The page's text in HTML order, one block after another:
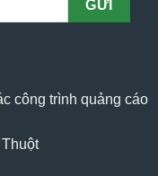
công trình quảng cáo